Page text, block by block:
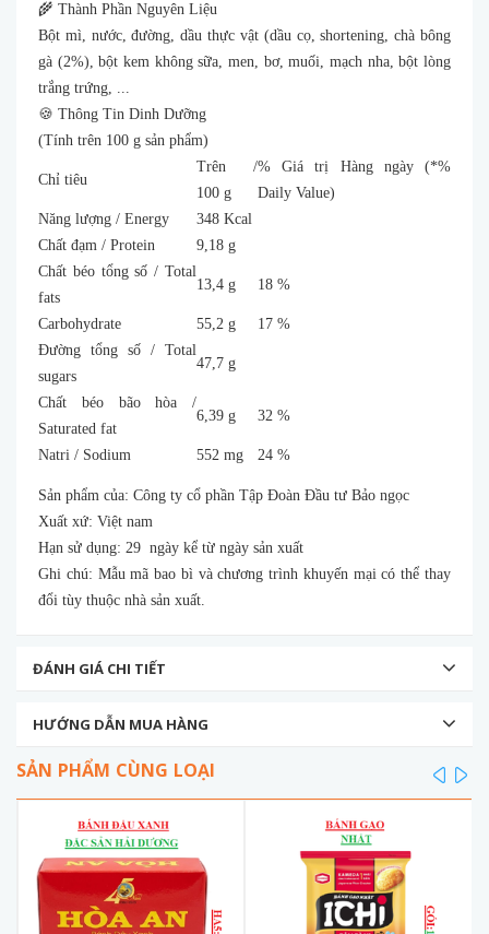
🌾 Thành Phần Nguyên Liệu
Bột mì, nước, đường, dầu thực vật (dầu cọ, shortening, chà bông
gà (2%), bột kem không sữa, men, bơ, muối, mạch nha, bột lòng
trắng trứng, ...
🍪 Thông Tin Dinh Dưỡng
(Tính trên 100 g sản phẩm)
Chỉ tiêu
Trên /
100 g
% Giá trị Hàng ngày (*%
Daily Value)
Năng lượng / Energy
348 Kcal
Chất đạm / Protein
9,18 g
Chất béo tổng số / Total
fats
13,4 g 18 %
Carbohydrate 55,2 g
17 %
Đường tổng số / Total
sugars
47,7 g
Chất béo bão hòa /
Saturated fat
6,39 g 32 %
Natri / Sodium 552 mg 24 %
Sản phẩm của: Công ty cổ phần Tập Đoàn Đầu tư Bảo ngọc
Xuất xứ: Việt nam
Hạn sử dụng: 29 ngày kể từ ngày sản xuất
Ghi chú: Mẫu mã bao bì và chương trình khuyến mại có thể thay
đổi tùy thuộc nhà sản xuất.
ĐÁNH GIÁ CHI TIẾT
HƯỚNG DẪN MUA HÀNG
SẢN PHẨM CÙNG LOẠI prev